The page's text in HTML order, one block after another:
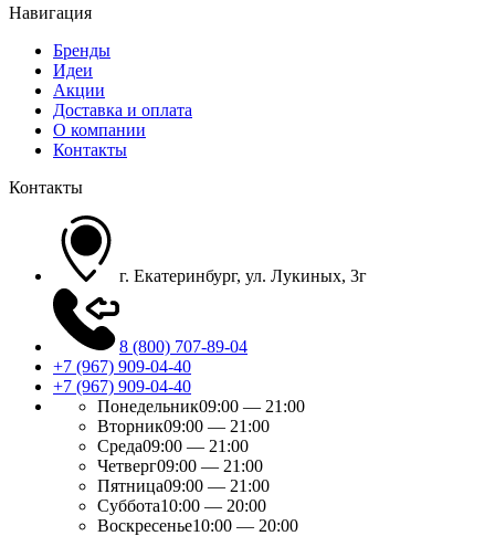
Навигация
Бренды
Идеи
Акции
Доставка и оплата
О компании
Контакты
Контакты
г. Екатеринбург, ул. Лукиных, 3г
8 (800) 707-89-04
+7 (967) 909-04-40
+7 (967) 909-04-40
Понедельник09:00 — 21:00
Вторник09:00 — 21:00
Среда09:00 — 21:00
Четверг09:00 — 21:00
Пятница09:00 — 21:00
Суббота10:00 — 20:00
Воскресенье10:00 — 20:00